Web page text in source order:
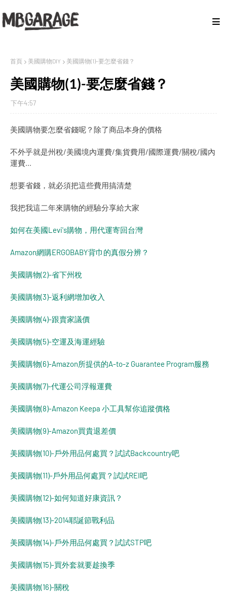
首頁 美國購物DIY 美國購物(1)-要怎麼省錢？
美國購物(1)-要怎麼省錢？
下午4:57
美國購物要怎麼省錢呢？除了商品本身的價格
不外乎就是州稅/美國境內運費/集貨費用/國際運費/關稅/國內
運費...
想要省錢，就必須把這些費用搞清楚
我把我這二年來購物的經驗分享給大家
如何在美國Levi's購物，用代運寄回台灣
Amazon網購ERGOBABY背巾的真假分辨？
美國購物(2)-省下州稅
美國購物(3)-返利網增加收入
美國購物(4)-跟賣家議價
美國購物(5)-空運及海運經驗
美國購物(6)-Amazon所提供的A-to-z Guarantee Program服務
美國購物(7)-代運公司浮報運費
美國購物(8)-Amazon Keepa 小工具幫你追蹤價格
美國購物(9)-Amazon買貴退差價
美國購物(10)-戶外用品何處買？試試Backcountry吧
美國購物(11)-戶外用品何處買？試試REI吧
美國購物(12)-如何知道好康資訊？
美國購物(13)-2014耶誕節戰利品
美國購物(14)-戶外用品何處買？試試STP吧
美國購物(15)-買外套就要趁換季
美國購物(16)-關稅